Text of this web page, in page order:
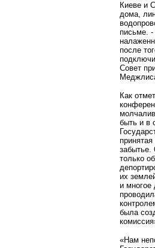
Киеве и
дома,
письме. -
после
Совет
Как
быть и в
забытье.
только
их
и многое
была
«Нам